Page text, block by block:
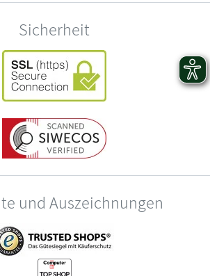
Sicherheit
und Auszeichnungen